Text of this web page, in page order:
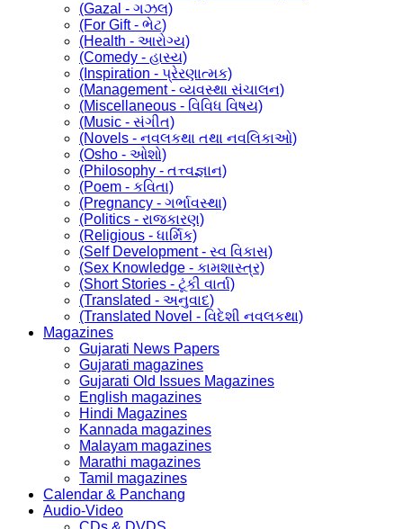
(Gazal - ગઝલ)
(For Gift - ભેટ)
(Health - આરોગ્ય)
(Comedy - હાસ્ય)
(Inspiration - પ્રેરણાત્મક)
(Management - વ્યવસ્થા સંચાલન)
(Miscellaneous - વિવિધ વિષય)
(Music - સંગીત)
(Novels - નવલકથા તથા નવલિકાઓ)
(Osho - ઓશો)
(Philosophy - તત્ત્વજ્ઞાન)
(Poem - કવિતા)
(Pregnancy - ગર્ભાવસ્થા)
(Politics - રાજકારણ)
(Religious - ધાર્મિક)
(Self Development - સ્વ વિકાસ)
(Sex Knowledge - કામશાસ્ત્ર)
(Short Stories - ટૂંકી વાર્તા)
(Translated - અનુવાદ)
(Translated Novel - વિદેશી નવલકથા)
Magazines
Gujarati News Papers
Gujarati magazines
Gujarati Old Issues Magazines
English magazines
Hindi Magazines
Kannada magazines
Malayam magazines
Marathi magazines
Tamil magazines
Calendar & Panchang
Audio-Video